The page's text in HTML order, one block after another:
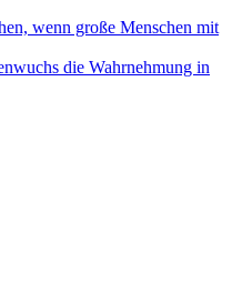
wenn große Menschen mit
die Wahrnehmung in